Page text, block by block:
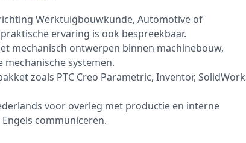
Werktuigbouwkunde, Automotive of
ervaring is ook bespreekbaar.
ontwerpen binnen machinebouw,
systemen.
zoals PTC Creo Parametric, Inventor,
voor overleg met productie en interne
communiceren.